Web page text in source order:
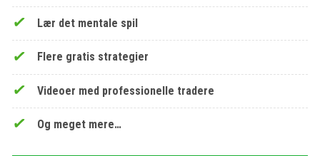
Lær det mentale spil
Flere gratis strategier
Videoer med professionelle tradere
Og meget mere…